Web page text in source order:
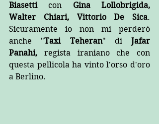
Biasetti con Gina Lollobrigida,
Walter Chiari, Vittorio De Sica.
Sicuramente io non mi perderò
anche "Taxi Teheran" di Jafar
Panahi, regista iraniano che con
questa pellicola ha vinto l'orso d'oro
a Berlino.